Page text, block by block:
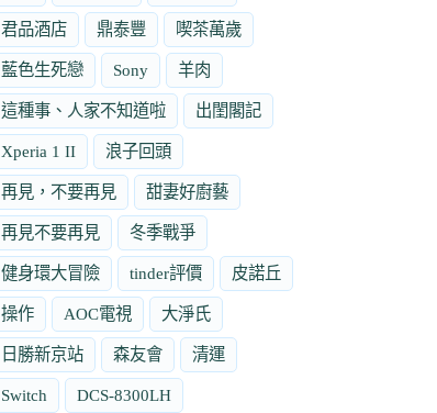
君品酒店 鼎泰豐 喫茶萬歲
藍色生死戀 Sony 羊肉
這種事、人家不知道啦 出閨閣記
Xperia 1 II 浪子回頭
再見，不要再見 甜妻好廚藝
再見不要再見 冬季戰爭
健身環大冒險 tinder評價 皮諾丘
操作 AOC電視 大淨氏
日勝新京站 森友會 清運
Switch DCS-8300LH